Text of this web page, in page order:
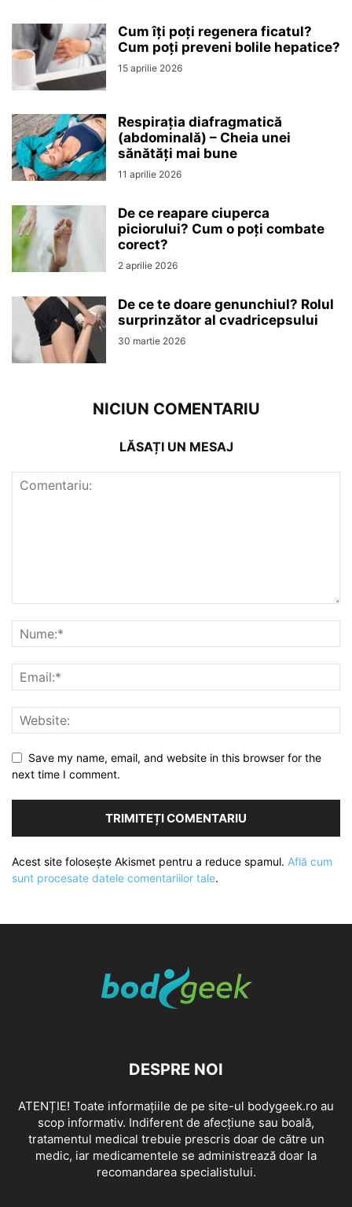
Cum îți poți regenera ficatul?
Cum poți preveni bolile hepatice?
15 aprilie 2026
Respirația diafragmatică
(abdominală) – Cheia unei
sănătăți mai bune
11 aprilie 2026
De ce reapare ciuperca
piciorului? Cum o poți combate
corect?
2 aprilie 2026
De ce te doare genunchiul? Rolul
surprinzător al cvadricepsului
30 martie 2026
NICIUN COMENTARIU
LĂSAȚI UN MESAJ
Save my name, email, and website in this browser for the
next time I comment.
Acest site folosește Akismet pentru a reduce spamul. Află cum
sunt procesate datele comentariilor tale.
DESPRE NOI
ATENȚIE! Toate informațiile de pe site-ul bodygeek.ro au
scop informativ. Indiferent de afecțiune sau boală,
tratamentul medical trebuie prescris doar de către un
medic, iar medicamentele se administrează doar la
recomandarea specialistului.